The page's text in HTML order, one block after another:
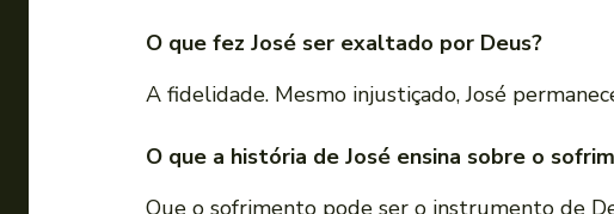
O que fez José ser exaltado por Deus?
A fidelidade. Mesmo injustiçado, José
O que a história de José ensina sobre o